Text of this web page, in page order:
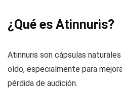
¿Qué es Atinnuris?
Atinnuris son cápsulas
oído, especialmente para
pérdida de audición.